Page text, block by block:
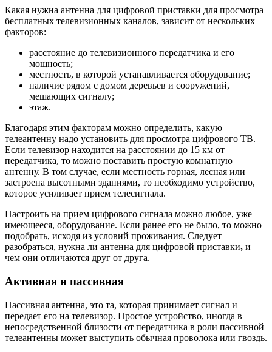
Какая нужна антенна для цифровой приставки для просмотра
бесплатных телевизионных каналов, зависит от нескольких
факторов:
расстояние до телевизионного передатчика и его
мощность;
местность, в которой устанавливается оборудование;
наличие рядом с домом деревьев и сооружений,
мешающих сигналу;
этаж.
Благодаря этим факторам можно определить, какую
телеантенну надо установить для просмотра цифрового ТВ.
Если телевизор находится на расстоянии до 15 км от
передатчика, то можно поставить простую комнатную
антенну. В том случае, если местность горная, лесная или
застроена высотными зданиями, то необходимо устройство,
которое усиливает прием телесигнала.
Настроить на прием цифрового сигнала можно любое, уже
имеющееся, оборудование. Если ранее его не было, то можно
подобрать, исходя из условий проживания. Следует
разобраться, нужна ли антенна для цифровой приставки, и
чем они отличаются друг от друга.
Активная и пассивная
Пассивная антенна, это та, которая принимает сигнал и
передает его на телевизор. Простое устройство, иногда в
непосредственной близости от передатчика в роли пассивной
телеантенны может выступить обычная проволока или гвоздь.